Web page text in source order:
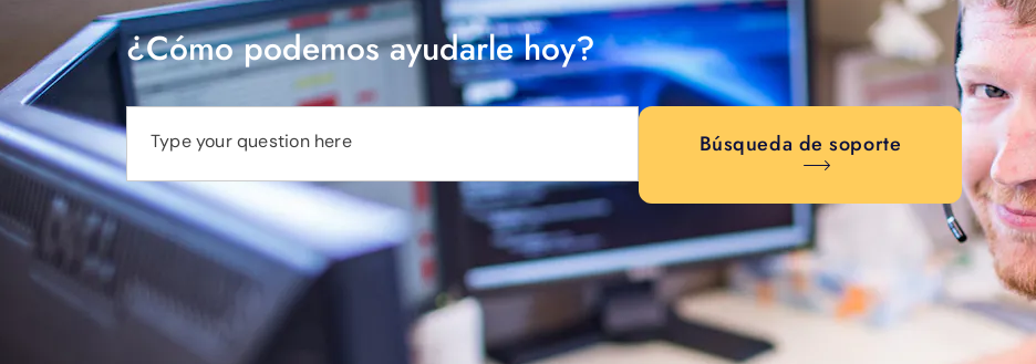
¿Cómo podemos ayudarle hoy?
Type your question here Búsqueda de soporte